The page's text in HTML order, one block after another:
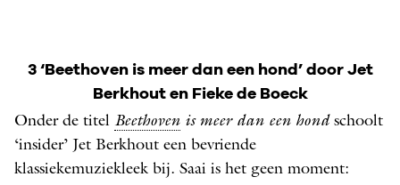
3 ‘Beethoven is meer dan een hond’ door Jet
Berkhout en Fieke de Boeck
Onder de titel Beethoven is meer dan een hond schoolt
‘insider’ Jet Berkhout een bevriende
klassiekemuziekleek bij. Saai is het geen moment: